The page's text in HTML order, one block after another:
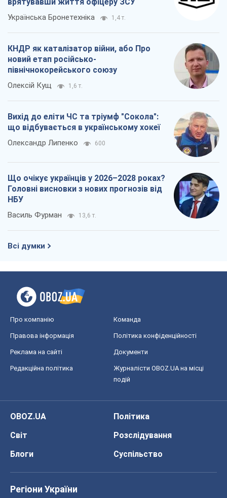
Українська Бронетехніка 1,4 т.
КНДР як каталізатор війни, або Про
новий етап російсько-
північнокорейського союзу
Олексій Кущ 1,6 т.
Вихід до еліти ЧС та тріумф "Сокола":
що відбувається в українському хокеї
Олександр Липенко 600
Що очікує українців у 2026–2028 роках?
Головні висновки з нових прогнозів від
НБУ
Василь Фурман 13,6 т.
Всі думки
Про компанію Команда
Правова інформація Політика конфіденційності
Реклама на сайті Документи
Редакційна політика
Журналісти OBOZ.UA на місці
подій
OBOZ.UA
Політика
Світ
Розслідування
Блоги
Суспільство
Регіони України